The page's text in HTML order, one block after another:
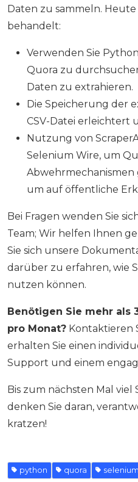
Daten zu sammeln.
behandelt:
Verwenden Sie
Quora zu
Daten zu extrahieren.
Die Speicherung der
CSV-Datei erleichtert
Nutzung von
Selenium Wire, um
Abwehrmechanismen
um auf öffentliche
Bei Fragen wenden Sie
Team; Wir helfen Ihnen
Sie sich unsere
darüber zu erfahren, wie
nutzen können.
Benötigen Sie mehr als
pro Monat? Kontaktieren
erhalten Sie einen
Support und einem
Bis zum nächsten Mal viel
denken Sie daran,
kratzen!
python quora selenium